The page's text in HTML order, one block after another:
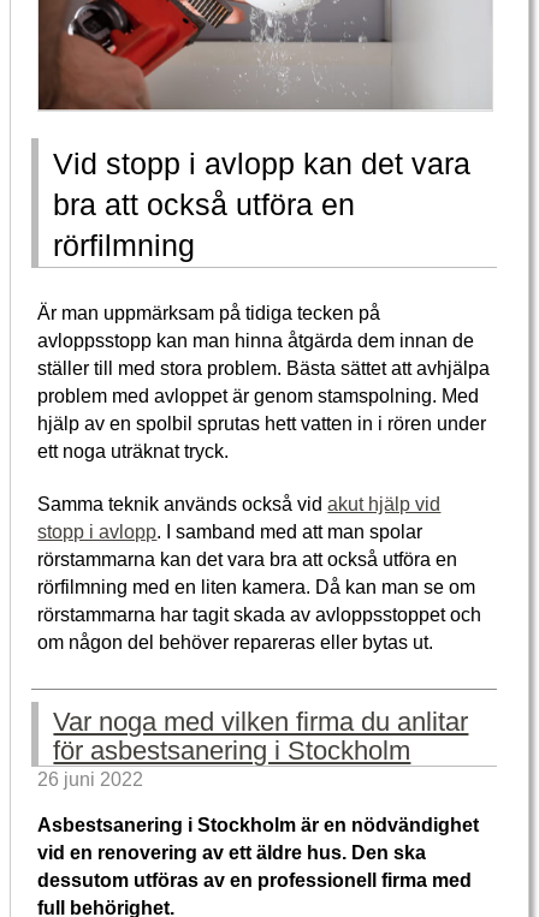
Vid stopp i avlopp kan det vara
bra att också utföra en
rörfilmning
Är man uppmärksam på tidiga tecken på
avloppsstopp kan man hinna åtgärda dem innan de
ställer till med stora problem. Bästa sättet att avhjälpa
problem med avloppet är genom stamspolning. Med
hjälp av en spolbil sprutas hett vatten in i rören under
ett noga uträknat tryck.
Samma teknik används också vidakut hjälp vid
stopp i avlopp. I samband med att man spolar
rörstammarna kan det vara bra att också utföra en
rörfilmning med en liten kamera. Då kan man se om
rörstammarna har tagit skada av avloppsstoppet och
om någon del behöver repareras eller bytas ut.
Var noga med vilken firma du anlitar
för asbestsanering i Stockholm
26 juni 2022
Asbestsanering i Stockholm är en nödvändighet
vid en renovering av ett äldre hus. Den ska
dessutom utföras av en professionell firma med
full behörighet.